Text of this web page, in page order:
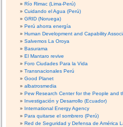
Río Rimac (Lima-Perú)
Cuidando el Agua (Perú)
GRID (Noruega)
Perú ahorra energía
Human Development and Capability
Salvemos La Oroya
Basurama
El Mantaro revive
Foro Ciudades Para la Vida
Transnacionales Perú
Good Planet
albatrosmedia
Pew Research Center for the People and
Investigación y Desarrollo (Ecuador)
International Energy Agency
Para quitarse el sombrero (Perú)
Red de Seguridad y Defensa de América